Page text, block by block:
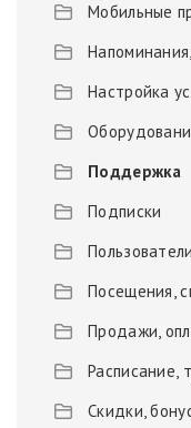
Мобильные
Настройка
Поддержка
Подписки
Посещения,
Продажи,
Расписание,
Скидки,